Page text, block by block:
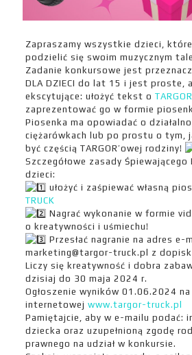
Zapraszamy wszystkie dzieci,
podzielić się swoim muzycznym
Zadanie konkursowe jest
DLA DZIECI do lat 15 i jest proste,
ekscytujące: ułożyć tekst o
zaprezentować go w formie
Piosenka ma opowiadać o
ciężarówkach lub po prostu o tym,
być częścią TARGOR’owej rodziny!
Szczegółowe zasady Śpiewającego
dzieci:
ułożyć i zaśpiewać własną
TRUCK
Nagrać wykonanie w formie
o kreatywności i uśmiechu!
Przesłać nagranie na adres e-
marketing@targor-truck.pl z
Liczy się kreatywność i dobra
dzisiaj do 30 maja 2024 r.
Ogłoszenie wyników 01.06.2024
internetowej www.targor-truck.pl
Pamiętajcie, aby w e-mailu podać:
dziecka oraz uzupełnioną zgodę
prawnego na udział w konkursie.